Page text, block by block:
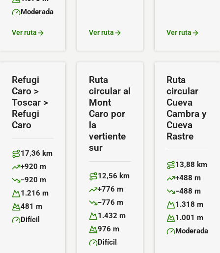
Altitud mínima:
Dificultad:
Moderada
Ver ruta Ver ruta Ver ruta
Refugi
Caro >
Toscar >
Refugi
Caro
Distancia:
17,36 km
Desnivel positivo:
+920 m
Desnivel negativo:
−920 m
Altitud máxima:
1.216 m
Altitud mínima:
481 m
Dificultad:
Difícil
Ruta
circular al
Mont
Caro por
la
vertiente
sur
Distancia:
12,56 km
Desnivel positivo:
+776 m
Desnivel negativo:
−776 m
Altitud máxima:
1.432 m
Altitud mínima:
976 m
Dificultad:
Difícil
Ruta
circular
Cueva
Cambra y
Cueva
Rastre
Distancia:
13,88 km
Desnivel
+488 m
Desnivel
−488 m
Altitud máxima:
1.318 m
Altitud mínima:
1.001 m
Dificultad:
Moderada